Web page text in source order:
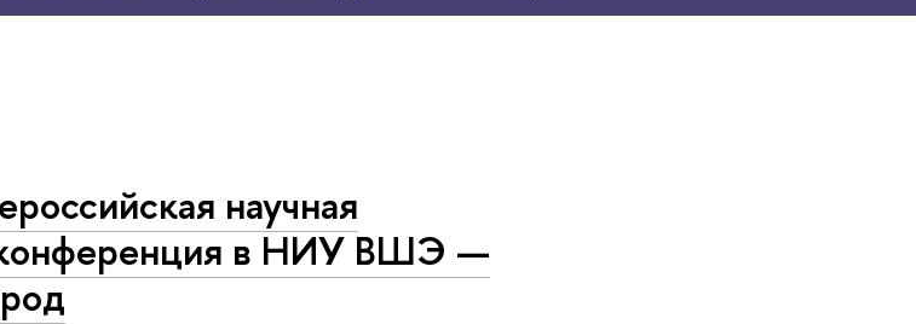
научная
конференция в НИУ ВШЭ —